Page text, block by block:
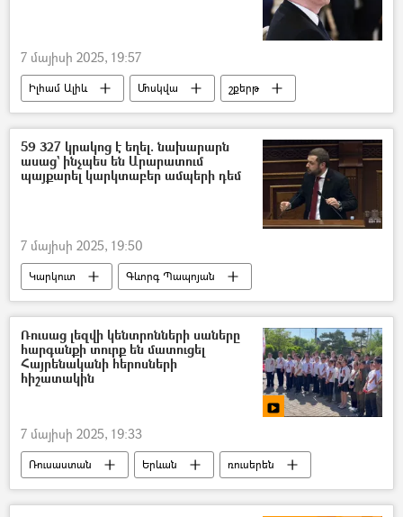
7 մայիսի 2025, 19:57
Իլհամ Ալիև Մոսկվա
շքերթ
Յուրի Ուշակով
59 327 կրակոց է եղել. նախարարն
ասաց` ինչպես են Արարատում
պայքարել կարկտաբեր ամպերի դեմ
7 մայիսի 2025, 19:50
Կարկուտ
Գևորգ Պապոյան
ԱԺ (Ազգային ժողով)
Արարատի մարզ
Նախարար
Ռուսաց լեզվի կենտրոնների սաները
հարգանքի տուրք են մատուցել
Հայրենականի հերոսների
հիշատակին
7 մայիսի 2025, 19:33
Ռուսաստան Երևան
ռուսերեն
Հայրենական մեծ պատերազմ